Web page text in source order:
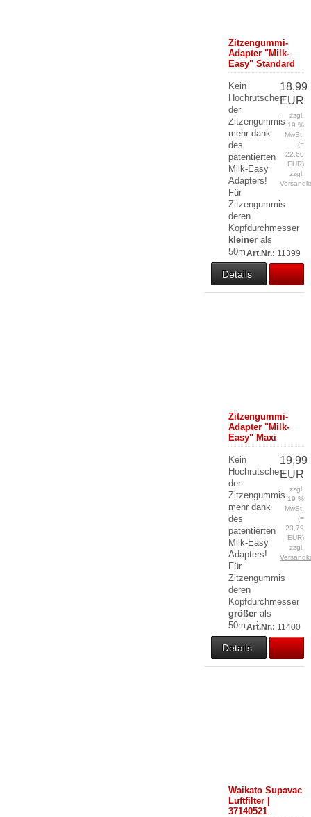
Zitzengummi-
Adapter "Milk-
Easy" Standard
Kein
Hochrutschen
der
Zitzengummis
mehr dank
des
patentierten
Milk-Easy
Adapters!
Für
Zitzengummis
deren
Kopfdurchmesser
kleinerals
50mm ist.
18,99
EUR
zzgl.
19 %
MwSt.
(=
22,60
EUR)
zzgl.
Art.Nr.: 11399
Details
Zitzengummi-
Adapter "Milk-
Easy" Maxi
Kein
Hochrutschen
der
Zitzengummis
mehr dank
des
patentierten
Milk-Easy
Adapters!
Für
Zitzengummis
deren
Kopfdurchmesser
größerals
50mm ist.
19,99
EUR
zzgl.
19 %
MwSt.
(=
23,79
EUR)
zzgl.
Art.Nr.: 11400
Details
Waikato Supavac
Luftfilter |
37140521